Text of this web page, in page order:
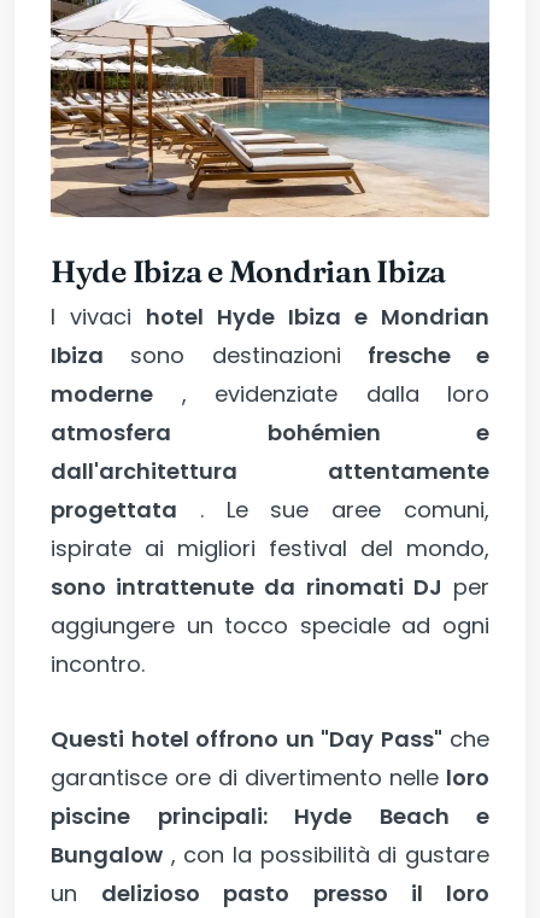
Hyde Ibiza e Mondrian Ibiza
I vivaci hotel Hyde Ibiza e Mondrian
Ibiza sono destinazioni fresche e
moderne , evidenziate dalla loro
atmosfera bohémien e
dall'architettura attentamente
progettata . Le sue aree comuni,
ispirate ai migliori festival del mondo,
sono intrattenute da rinomati DJ per
aggiungere un tocco speciale ad ogni
incontro.
Questi hotel offrono un "Day Pass" che
garantisce ore di divertimento nelle loro
piscine principali: Hyde Beach e
Bungalow , con la possibilità di gustare
un delizioso pasto presso il loro